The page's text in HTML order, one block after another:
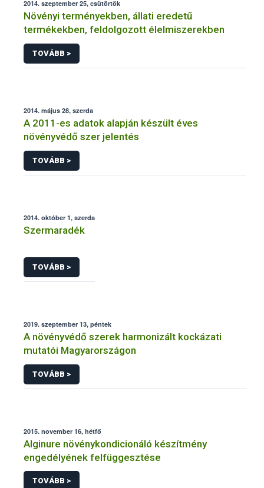
2014. szeptember 25, csütörtök
Növényi terményekben, állati eredetű
termékekben, feldolgozott élelmiszerekben
TOVÁBB >
2014. május 28, szerda
A 2011-es adatok alapján készült éves
növényvédő szer jelentés
TOVÁBB >
2014. október 1, szerda
Szermaradék
TOVÁBB >
2019. szeptember 13, péntek
A növényvédő szerek harmonizált kockázati
mutatói Magyarországon
TOVÁBB >
2015. november 16, hétfő
Alginure növénykondicionáló készítmény
engedélyének felfüggesztése
TOVÁBB >